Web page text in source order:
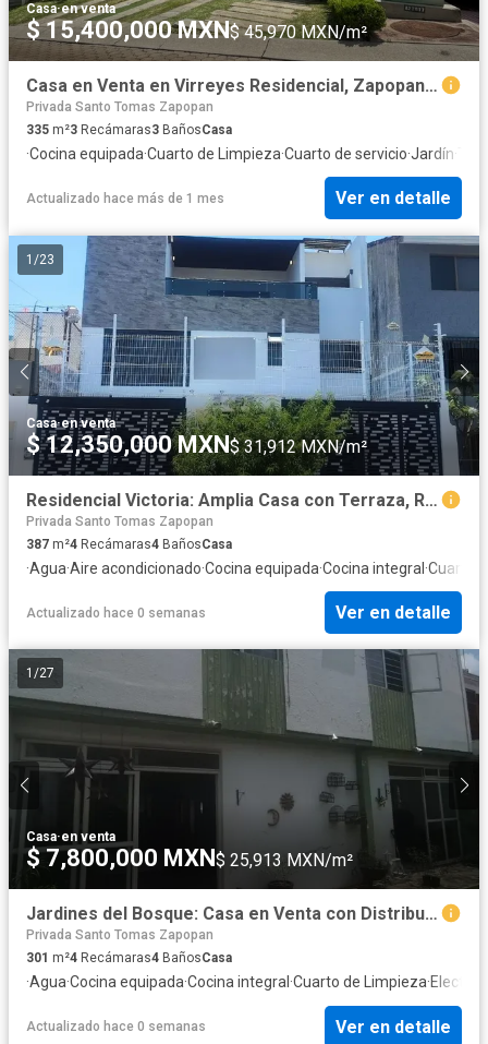
Casa·en venta
$ 15,400,000 MXN$ 45,970 MXN/m²
Casa en Venta en Virreyes Residencial, Zapopan, Jalisco
Privada Santo Tomas Zapopan
335 m²3 Recámaras3 BañosCasa
·Cocina equipada·Cuarto de Limpieza·Cuarto de servicio·Jardín·
Actualizado hace más de 1 mes Ver en detalle
1 /23
Casa·en venta
$ 12,350,000 MXN$ 31,912 MXN/m²
Residencial Victoria: Amplia Casa con Terraza, Roof Top y Sala de Entretenimiento
Privada Santo Tomas Zapopan
387 m²4 Recámaras4 BañosCasa
·Agua·Aire acondicionado·Cocina equipada·Cocina integral ·Cuarto
Actualizado hace 0 semanas Ver en detalle
1 /27
Casa·en venta
$ 7,800,000 MXN $ 25,913 MXN/m²
Jardines del Bosque: Casa en Venta con Distribución Funcional y Ubicación Estratégica
Privada Santo Tomas Zapopan
301 m²4 Recámaras4 BañosCasa
·Agua·Cocina equipada·Cocina integral ·Cuarto de Limpieza·
Actualizado hace 0 semanas Ver en detalle